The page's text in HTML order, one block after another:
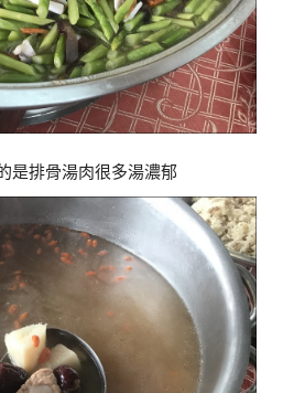
是排骨湯肉很多湯濃郁